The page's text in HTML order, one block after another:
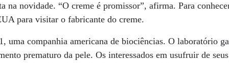
na novidade. “O creme é promissor”, afirma. Para
para visitar o fabricante do creme.
uma companhia americana de biociências. O laboratório
prematuro da pele. Os interessados em usufruir de